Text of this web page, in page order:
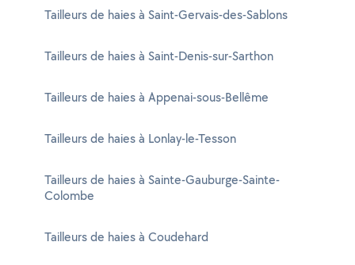
Tailleurs de haies à Saint-Gervais-des-Sablons
Tailleurs de haies à Saint-Denis-sur-Sarthon
Tailleurs de haies à Appenai-sous-Bellême
Tailleurs de haies à Lonlay-le-Tesson
Tailleurs de haies à Sainte-Gauburge-Sainte-
Colombe
Tailleurs de haies à Coudehard